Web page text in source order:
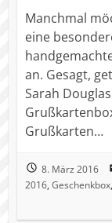
Manchmal
eine
an. Gesagt,
Sarah
Grußkarten…
8. März 2016
2016, Geschenkbox,